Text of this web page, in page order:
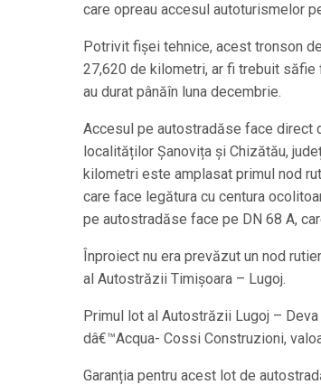
care opreau accesul autoturismelor
Potrivit fișei tehnice, acest tronson
27,620 de kilometri, ar fi trebuit
au durat pânăîn luna decembrie.
Accesul pe autostradăse face direct
localităților Șanovița și Chizătău,
kilometri este amplasat primul nod
care face legătura cu centura
pe autostradăse face pe DN 68 A,
Înproiect nu era prevăzut un nod
al Autostrăzii Timișoara – Lugoj.
Primul lot al Autostrăzii Lugoj –
dâ€™Acqua- Cossi Construzioni,
Garanția pentru acest lot de